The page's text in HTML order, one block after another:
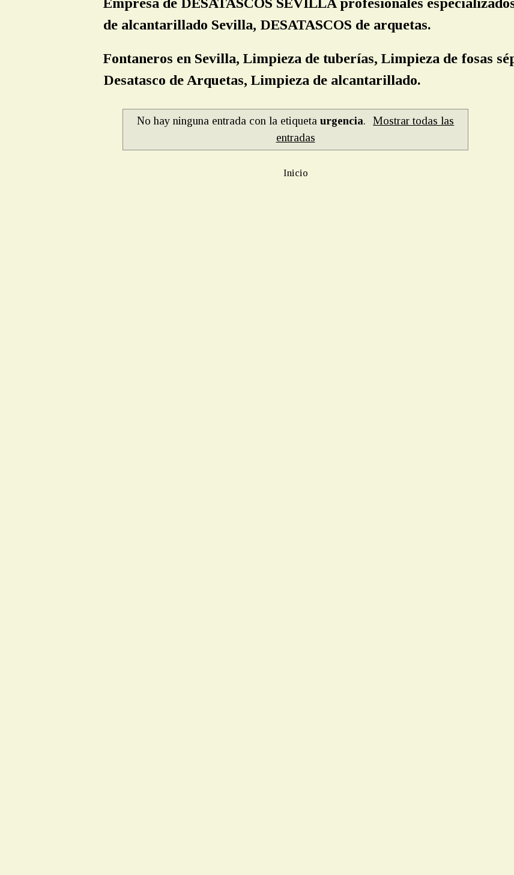
de alcantarillado Sevilla, DESATASCOS de arquetas.
Fontaneros en Sevilla, Limpieza de tuberías, Limpieza de fosas
Desatasco de Arquetas, Limpieza de alcantarillado.
No hay ninguna entrada con la etiqueta urgencia.
Mostrar todas las
entradas
Inicio